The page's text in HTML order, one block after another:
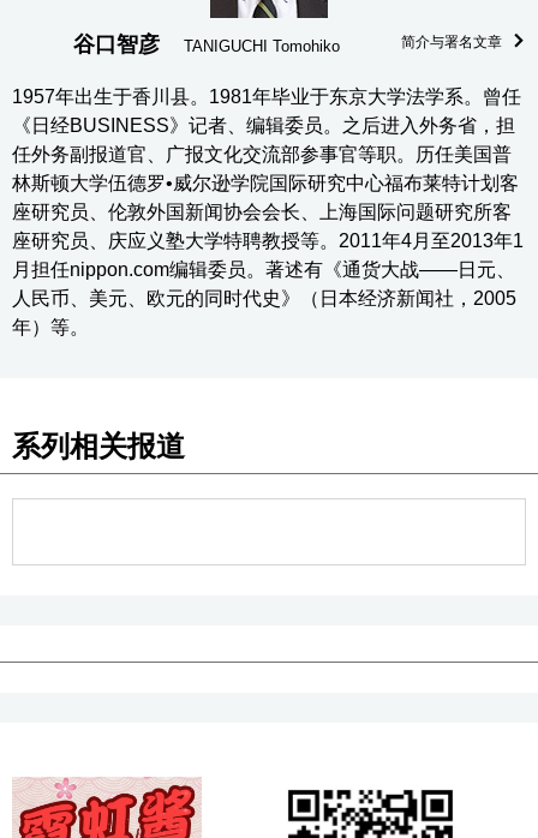
谷口智彦 TANIGUCHI Tomohiko 简介与署名文章
1957年出生于香川县。1981年毕业于东京大学法学系。曾任
《日经BUSINESS》记者、编辑委员。之后进入外务省，担
任外务副报道官、广报文化交流部参事官等职。历任美国普
林斯顿大学伍德罗•威尔逊学院国际研究中心福布莱特计划客
座研究员、伦敦外国新闻协会会长、上海国际问题研究所客
座研究员、庆应义塾大学特聘教授等。2011年4月至2013年1
月担任nippon.com编辑委员。著述有《通货大战——日元、
人民币、美元、欧元的同时代史》（日本经济新闻社，2005
年）等。
系列相关报道